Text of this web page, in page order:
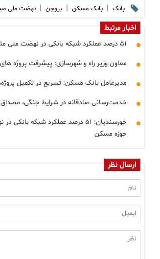
بانک | بانک مسکن | بروجن | نهضت ملی
اخبار مرتبط
۵۱ درصد عملکرد شبکه بانکی در نهضت ملی متعلق به بانک مسکن است
معاون وزیر راه و شهرسازی: پیشرفت پروژه‏
مدیرعامل بانک مسکن: تسریع در تکمیل
خدمت‌رسانی صادقانه در شرایط جنگی، مصداق
خورسندیان: ۵۱ درصد عملکرد
حوزه مسکن
ارسال نظر